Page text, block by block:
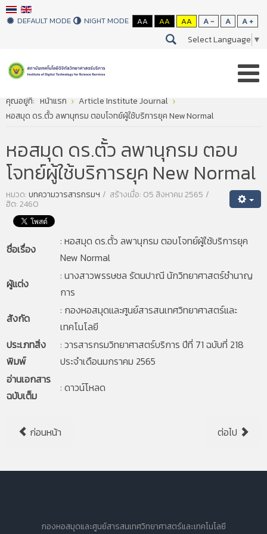
DEFAULT MODE NIGHT MODE AA AA AA A - A A +
Select Language ▼
คุณอยู่ที่: หน้าแรก
Article Institute Journal
หอสมุด ดร.ตั้ว ลพานุกรม ตอบโจทย์ผู้ใช้บริการยุค New Normal
หอสมุด ดร.ตั้ว ลพานุกรม ตอบ
โจทย์ผู้ใช้บริการยุค New Normal
หมวด:บทความวารสารกรมฯ สร้างเมื่อ: 05 สิงหาคม 2565
ฮิต: 2460
ชื่อเรื่อง
: หอสมุด ดร.ตั้ว ลพานุกรม ตอบโจทย์ผู้ใช้บริการยุค
New Normal
ผู้แต่ง
: นางสาวพรรษชล รัตนปาณี นักวิทยาศาสตร์ชำนาญ
การ
สังกัด
: กองหอสมุดและศูนย์สารสนเทศวิทยาศาสตร์และ
เทคโนโลยี
ประเภทสิ่ง
พิมพ์
: วารสารกรมวิทยาศาสตร์บริการ ปีที่ 71 ฉบับที่ 218
ประจำเดือนมกราคม 2565
อ่านเอกสาร
ฉบับเต็ม
: ดาวน์โหลด
ก่อนหน้า ต่อไป
กองหอสมุดและศูนย์สารสนเทศวิทยาศาสตร์และเทคโนโลยี